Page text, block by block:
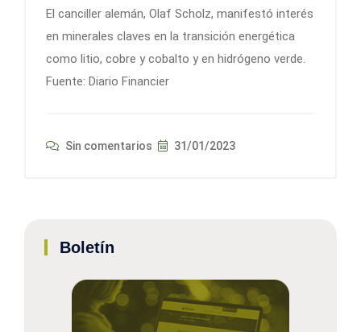
El canciller alemán, Olaf Scholz, manifestó interés
en minerales claves en la transición energética
como litio, cobre y cobalto y en hidrógeno verde.
Fuente: Diario Financier
Sin comentarios 31/01/2023
Boletín